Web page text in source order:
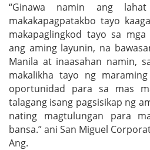
“Ginawa namin ang
makakapagpatakbo tayo
makapaglingkod tayo sa
ang aming layunin, na
Manila at inaasahan namin,
makalikha tayo ng
oportunidad para sa mas
talagang isang pagsisikap ng
nating magtulungan para
bansa.” ani San Miguel
Ang.